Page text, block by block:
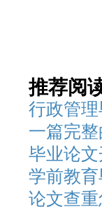
推荐阅
行政管
一篇完
毕业论
学前教
论文查